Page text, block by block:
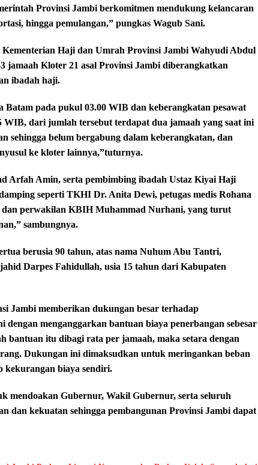
Provinsi Jambi berkomitmen mendukung kelancaran
hingga pemulangan,” pungkas Wagub Sani.
Haji dan Umrah Provinsi Jambi Wahyudi Abdul
jamaah Kloter 21 asal Provinsi Jambi diberangkatkan
ibadah haji.
Batam pada pukul 03.00 WIB dan keberangkatan pesawat
dari jumlah tersebut terdapat dua jamaah yang saat ini
sehingga belum bergabung dalam keberangkatan, dan
ke kloter lainnya,”tuturnya.
Arfah Amin, serta pembimbing ibadah Ustaz Kiyai Haji
seperti TKHI Dr. Anita Dewi, petugas medis Rohana
perwakilan KBIH Muhammad Nurhani, yang turut
sambungnya.
berusia 90 tahun, atas nama Nuhum Abu Tantri,
Darpes Fahidullah, usia 15 tahun dari Kabupaten
Jambi memberikan dukungan besar terhadap
dengan menganggarkan bantuan biaya penerbangan sebesar
bantuan itu dibagi rata per jamaah, maka setara dengan
Dukungan ini dimaksudkan untuk meringankan beban
kekurangan biaya sendiri.
mendoakan Gubernur, Wakil Gubernur, serta seluruh
dan kekuatan sehingga pembangunan Provinsi Jambi dapat